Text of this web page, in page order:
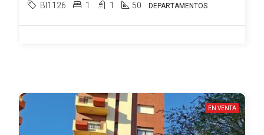
BI1126 1 1 50 DEPARTAMENTOS
EN VENTA